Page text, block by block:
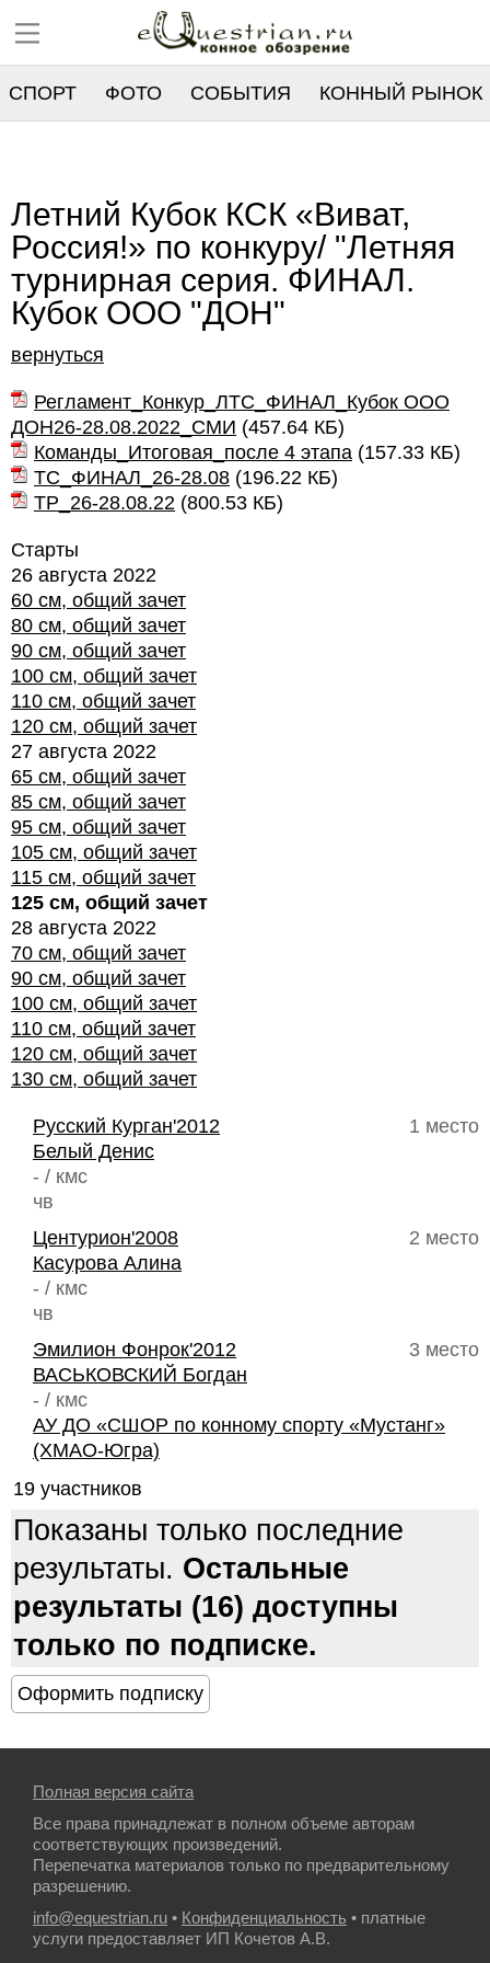
СПОРТ ФОТО СОБЫТИЯ КОННЫЙ РЫНОК
Летний Кубок КСК «Виват,
Россия!» по конкуру/ "Летняя
турнирная серия. ФИНАЛ.
Кубок ООО "ДОН"
вернуться
Регламент_Конкур_ЛТС_ФИНАЛ_Кубок ООО
ДОН26-28.08.2022_СМИ (457.64 КБ)
Команды_Итоговая_после 4 этапа (157.33 КБ)
ТС_ФИНАЛ_26-28.08 (196.22 КБ)
ТР_26-28.08.22 (800.53 КБ)
Старты
26 августа 2022
60 см, общий зачет
80 см, общий зачет
90 см, общий зачет
100 см, общий зачет
110 см, общий зачет
120 см, общий зачет
27 августа 2022
65 см, общий зачет
85 см, общий зачет
95 см, общий зачет
105 см, общий зачет
115 см, общий зачет
125 см, общий зачет
28 августа 2022
70 см, общий зачет
90 см, общий зачет
100 см, общий зачет
110 см, общий зачет
120 см, общий зачет
130 см, общий зачет
1 место
Русский Курган'2012
Белый Денис
- / кмс
чв
2 место
Центурион'2008
Касурова Алина
- / кмс
чв
3 место
Эмилион Фонрок'2012
ВАСЬКОВСКИЙ Богдан
- / кмс
АУ ДО «СШОР по конному спорту «Мустанг»
(ХМАО-Югра)
19 участников
Показаны только последние
результаты. Остальные
результаты (16) доступны
только по подписке.
Полная версия сайта
Все права принадлежат в полном объеме авторам
соответствующих произведений.
Перепечатка материалов только по предварительному
разрешению.
info@equestrian.ru • Конфиденциальность • платные
услуги предоставляет ИП Кочетов А.В.